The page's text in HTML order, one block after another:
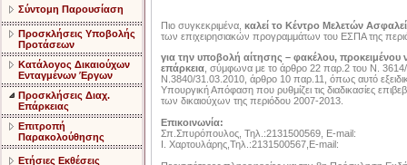
Σύντομη Παρουσίαση
Προσκλήσεις Υποβολής
Προτάσεων
Κατάλογος Δικαιούχων
Ενταγμένων Έργων
Προσκλήσεις Διαχ.
Επάρκειας
Επιτροπή
Παρακολούθησης
Ετήσιες Εκθέσεις
Πιο συγκεκριμένα, καλεί το Κέντρο Μελετών
των επιχειρησιακών προγραμμάτων του ΕΣΠΑ της
για την υποβολή αίτησης – φακέλου, προκειμένου
επάρκεια , σύμφωνα με το άρθρο 22 παρ.2 του Ν.
Ν.3840/31.03.2010, άρθρο 10 παρ.11, όπως αυτό
Υπουργική Απόφαση που ρυθμίζει τις διαδικασίες
των δικαιούχων της περιόδου 2007-2013.
Επικοινωνία:
Σπ.Σπυρόπουλος, Τηλ.:2131500569, E-mail:
Ι. Χαρτουλάρης,Τηλ.:2131500567,E-mail: